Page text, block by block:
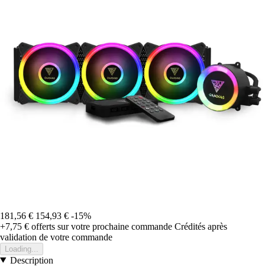
181,56 € 154,93 € -15%
+7,75 € offerts sur votre prochaine commande Crédités après
validation de votre commande
Loading...
Description